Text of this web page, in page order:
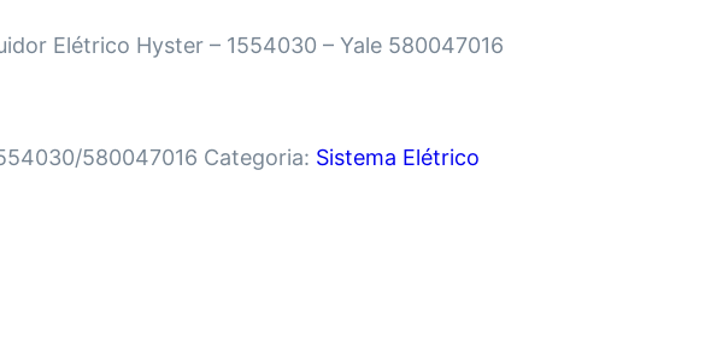
Elétrico Hyster – 1554030 – Yale 580047016
580047016 Categoria: Sistema Elétrico